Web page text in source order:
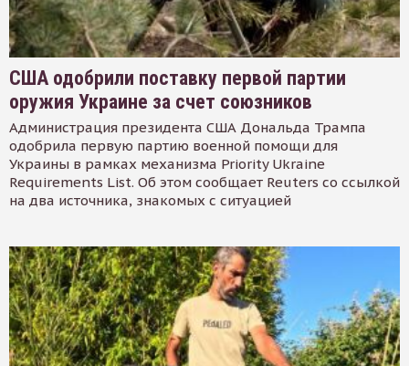
США одобрили поставку первой партии
оружия Украине за счет союзников
Администрация президента США Дональда Трампа
одобрила первую партию военной помощи для
Украины в рамках механизма Priority Ukraine
Requirements List. Об этом сообщает Reuters со ссылкой
на два источника, знакомых с ситуацией